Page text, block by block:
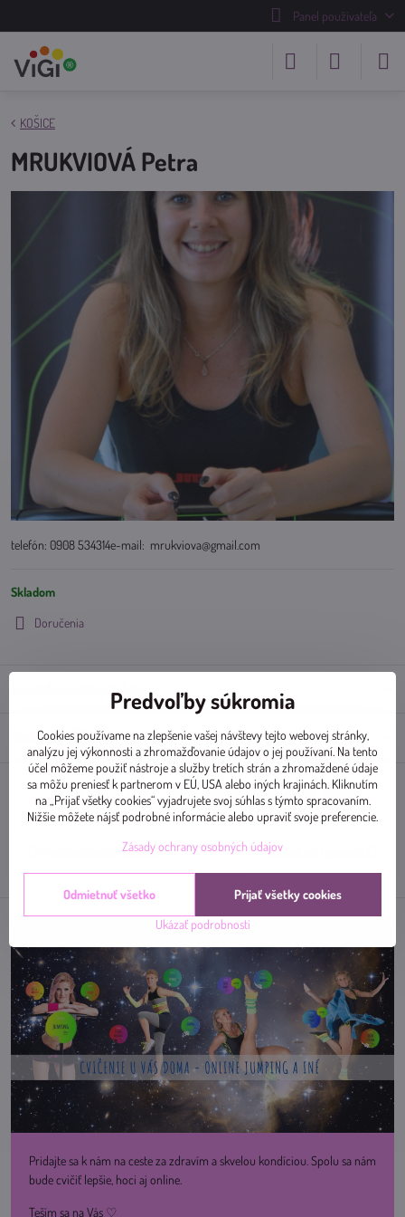
Panel používateľa
KOŠICE
MRUKVIOVÁ Petra
telefón: 0908 534314e-mail: mrukviova@gmail.com
Skladom
Doručenia
Doplnkové informácie
Diskusia 0
FacebookTwitter BlueskyPinterestReddit LinkedInWhatsApp
E-
mail
Predchádzajúci produkt Nasledujúci produkt
Pridajte sa k nám na ceste za zdravím a skvelou kondíciou. Spolu sa nám
bude cvičiť lepšie, hoci aj online.
Teším sa na Vás ♡
Predvoľby súkromia
Cookies používame na zlepšenie vašej návštevy tejto webovej stránky,
analýzu jej výkonnosti a zhromažďovanie údajov o jej používaní. Na tento
účel môžeme použiť nástroje a služby tretích strán a zhromaždené údaje
sa môžu preniesť k partnerom v EÚ, USA alebo iných krajinách. Kliknutím
na „Prijať všetky cookies“ vyjadrujete svoj súhlas s týmto spracovaním.
Nižšie môžete nájsť podrobné informácie alebo upraviť svoje preferencie.
Zásady ochrany osobných údajov
Ukázať podrobnosti
Prijať všetky cookies
Odmietnuť všetko